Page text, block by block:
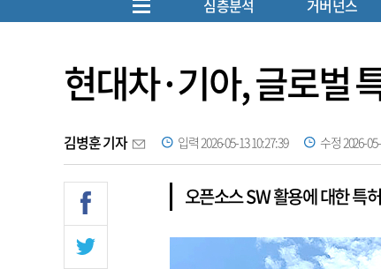
심층분석 거버넌스
현대차·기아, 글로벌
김병훈 기자 입력 2026-05-13 10:27:39 수정 2026-
오픈소스 SW 활용에 대한 특